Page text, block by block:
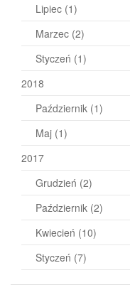
Lipiec (1)
Marzec (2)
Styczeń (1)
2018
Październik (1)
Maj (1)
2017
Grudzień (2)
Październik (2)
Kwiecień (10)
Styczeń (7)